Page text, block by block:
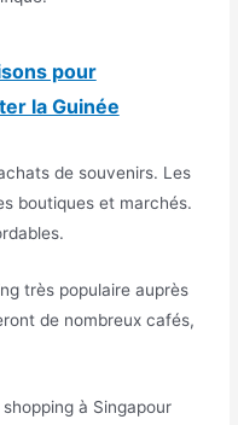
pour
la Guinée
de souvenirs. Les
boutiques et marchés.
très populaire auprès
de nombreux cafés,
à Singapour